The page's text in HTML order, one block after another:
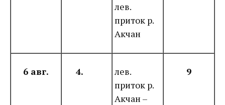
лев.
приток р.
Акчан
6 авг. 4.
лев.
приток р.
Акчан –
9